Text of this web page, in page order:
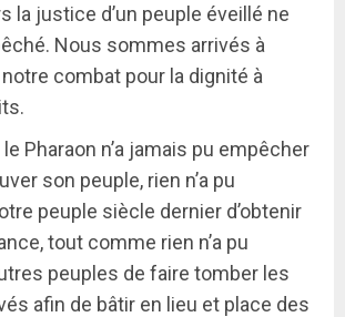
la justice d’un peuple éveillé ne
Nous sommes arrivés à
combat pour la dignité à
le Pharaon n’a jamais pu empêcher
son peuple, rien n’a pu
peuple siècle dernier d’obtenir
tout comme rien n’a pu
peuples de faire tomber les
afin de bâtir en lieu et place des